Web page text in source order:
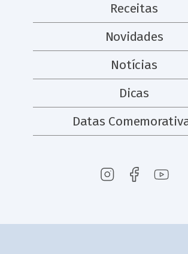
Receitas
Novidades
Notícias
Dicas
Datas